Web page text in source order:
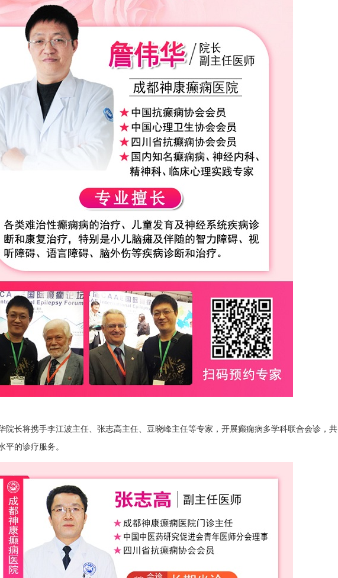
院长将携手李江波主任、张志高主任、豆晓峰主任等专家，开展癫痫病多学科联合会诊，共
平的诊疗服务。